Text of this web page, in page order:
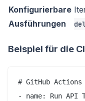
Konfigurierbare
Ausführungen
Beispiel für die
# GitHub Actions
- name: Run API